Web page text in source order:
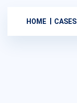
HOME CASES